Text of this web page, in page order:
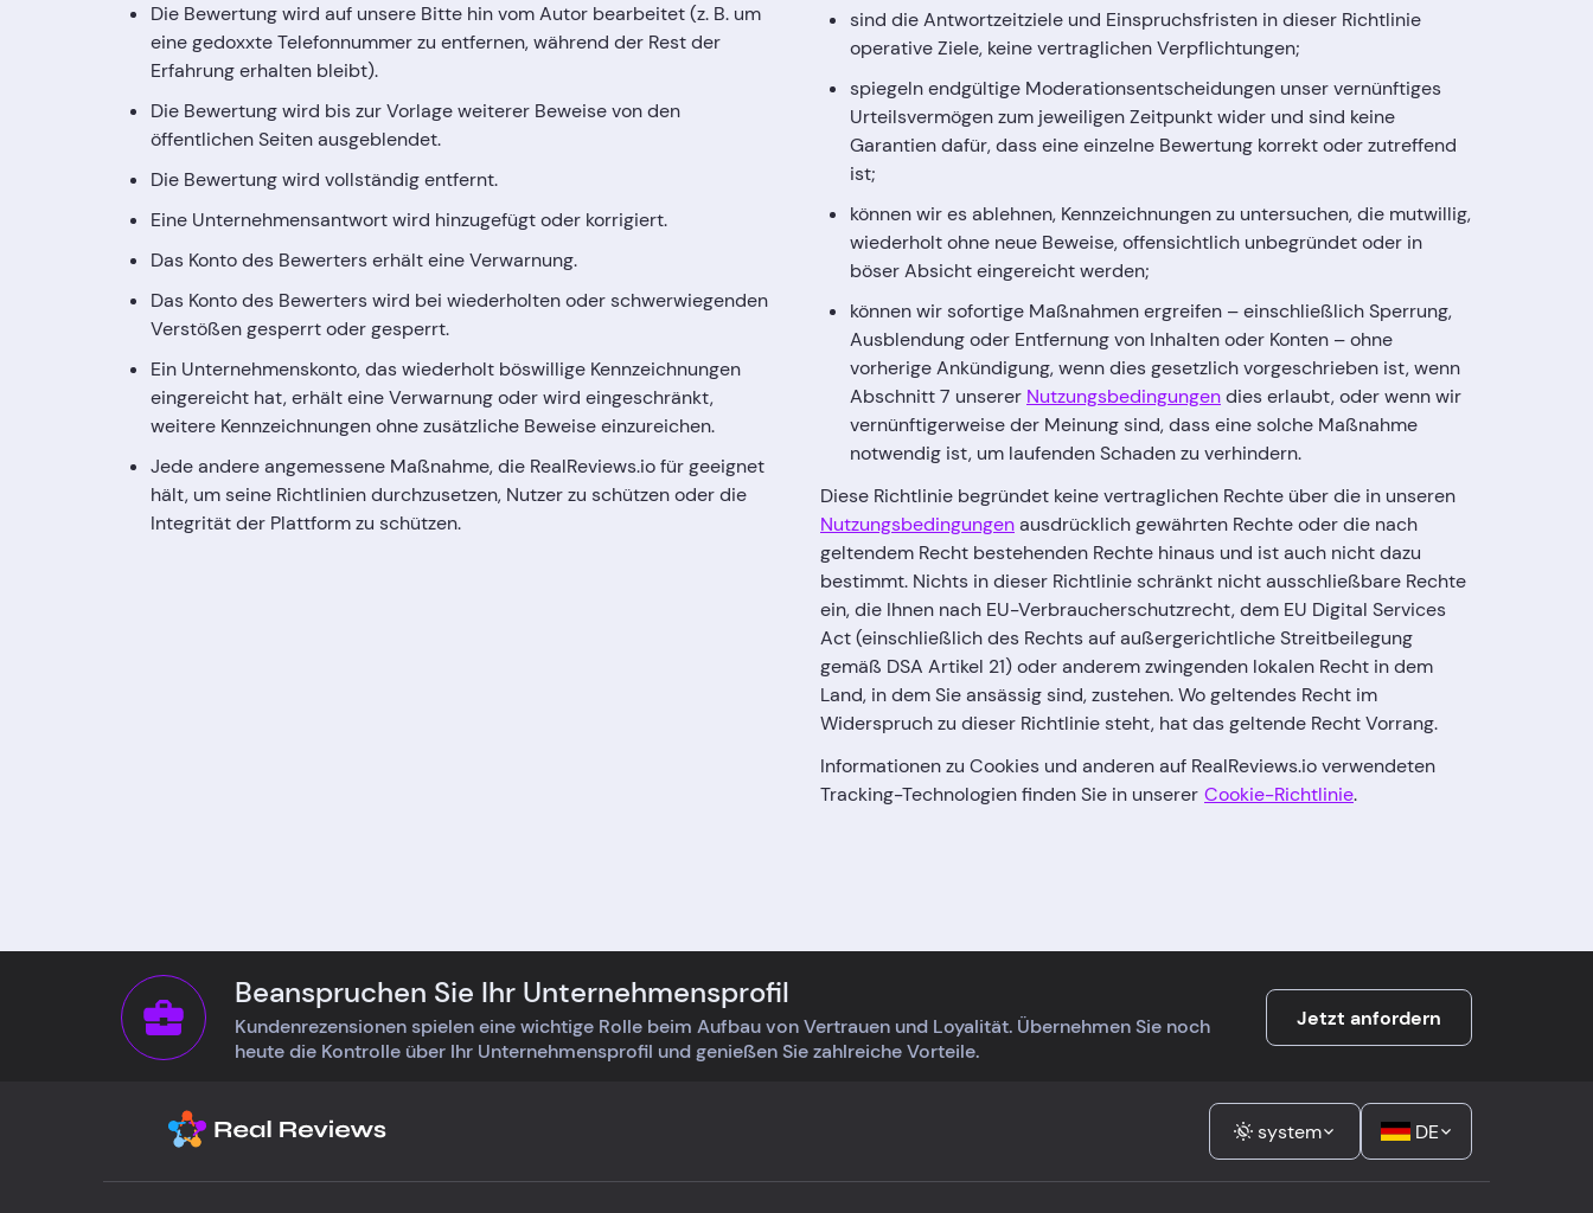
Die Bewertung wird auf unsere Bitte hin vom Autor bearbeitet (z. B. um
eine gedoxxte Telefonnummer zu entfernen, während der Rest der
Erfahrung erhalten bleibt).
Die Bewertung wird bis zur Vorlage weiterer Beweise von den
öffentlichen Seiten ausgeblendet.
Die Bewertung wird vollständig entfernt.
Eine Unternehmensantwort wird hinzugefügt oder korrigiert.
Das Konto des Bewerters erhält eine Verwarnung.
Das Konto des Bewerters wird bei wiederholten oder schwerwiegenden
Verstößen gesperrt oder gesperrt.
Ein Unternehmenskonto, das wiederholt böswillige Kennzeichnungen
eingereicht hat, erhält eine Verwarnung oder wird eingeschränkt,
weitere Kennzeichnungen ohne zusätzliche Beweise einzureichen.
Jede andere angemessene Maßnahme, die RealReviews.io für geeignet
hält, um seine Richtlinien durchzusetzen, Nutzer zu schützen oder die
Integrität der Plattform zu schützen.
sind die Antwortzeitziele und Einspruchsfristen in dieser Richtlinie
operative Ziele, keine vertraglichen Verpflichtungen;
spiegeln endgültige Moderationsentscheidungen unser vernünftiges
Urteilsvermögen zum jeweiligen Zeitpunkt wider und sind keine
Garantien dafür, dass eine einzelne Bewertung korrekt oder zutreffend
ist;
können wir es ablehnen, Kennzeichnungen zu untersuchen, die mutwillig,
wiederholt ohne neue Beweise, offensichtlich unbegründet oder in
böser Absicht eingereicht werden;
können wir sofortige Maßnahmen ergreifen – einschließlich Sperrung,
Ausblendung oder Entfernung von Inhalten oder Konten – ohne
vorherige Ankündigung, wenn dies gesetzlich vorgeschrieben ist, wenn
Abschnitt 7 unserer Nutzungsbedingungendies erlaubt, oder wenn wir
vernünftigerweise der Meinung sind, dass eine solche Maßnahme
notwendig ist, um laufenden Schaden zu verhindern.
Diese Richtlinie begründet keine vertraglichen Rechte über die in unseren
Nutzungsbedingungenausdrücklich gewährten Rechte oder die nach
geltendem Recht bestehenden Rechte hinaus und ist auch nicht dazu
bestimmt. Nichts in dieser Richtlinie schränkt nicht ausschließbare Rechte
ein, die Ihnen nach EU-Verbraucherschutzrecht, dem EU Digital Services
Act (einschließlich des Rechts auf außergerichtliche Streitbeilegung
gemäß DSA Artikel 21) oder anderem zwingenden lokalen Recht in dem
Land, in dem Sie ansässig sind, zustehen. Wo geltendes Recht im
Widerspruch zu dieser Richtlinie steht, hat das geltende Recht Vorrang.
Informationen zu Cookies und anderen auf RealReviews.io verwendeten
Tracking-Technologien finden Sie in unserer Cookie-Richtlinie.
Beanspruchen Sie Ihr Unternehmensprofil
Kundenrezensionen spielen eine wichtige Rolle beim Aufbau von Vertrauen und Loyalität. Übernehmen Sie noch
heute die Kontrolle über Ihr Unternehmensprofil und genießen Sie zahlreiche Vorteile.
Jetzt anfordern
system DE